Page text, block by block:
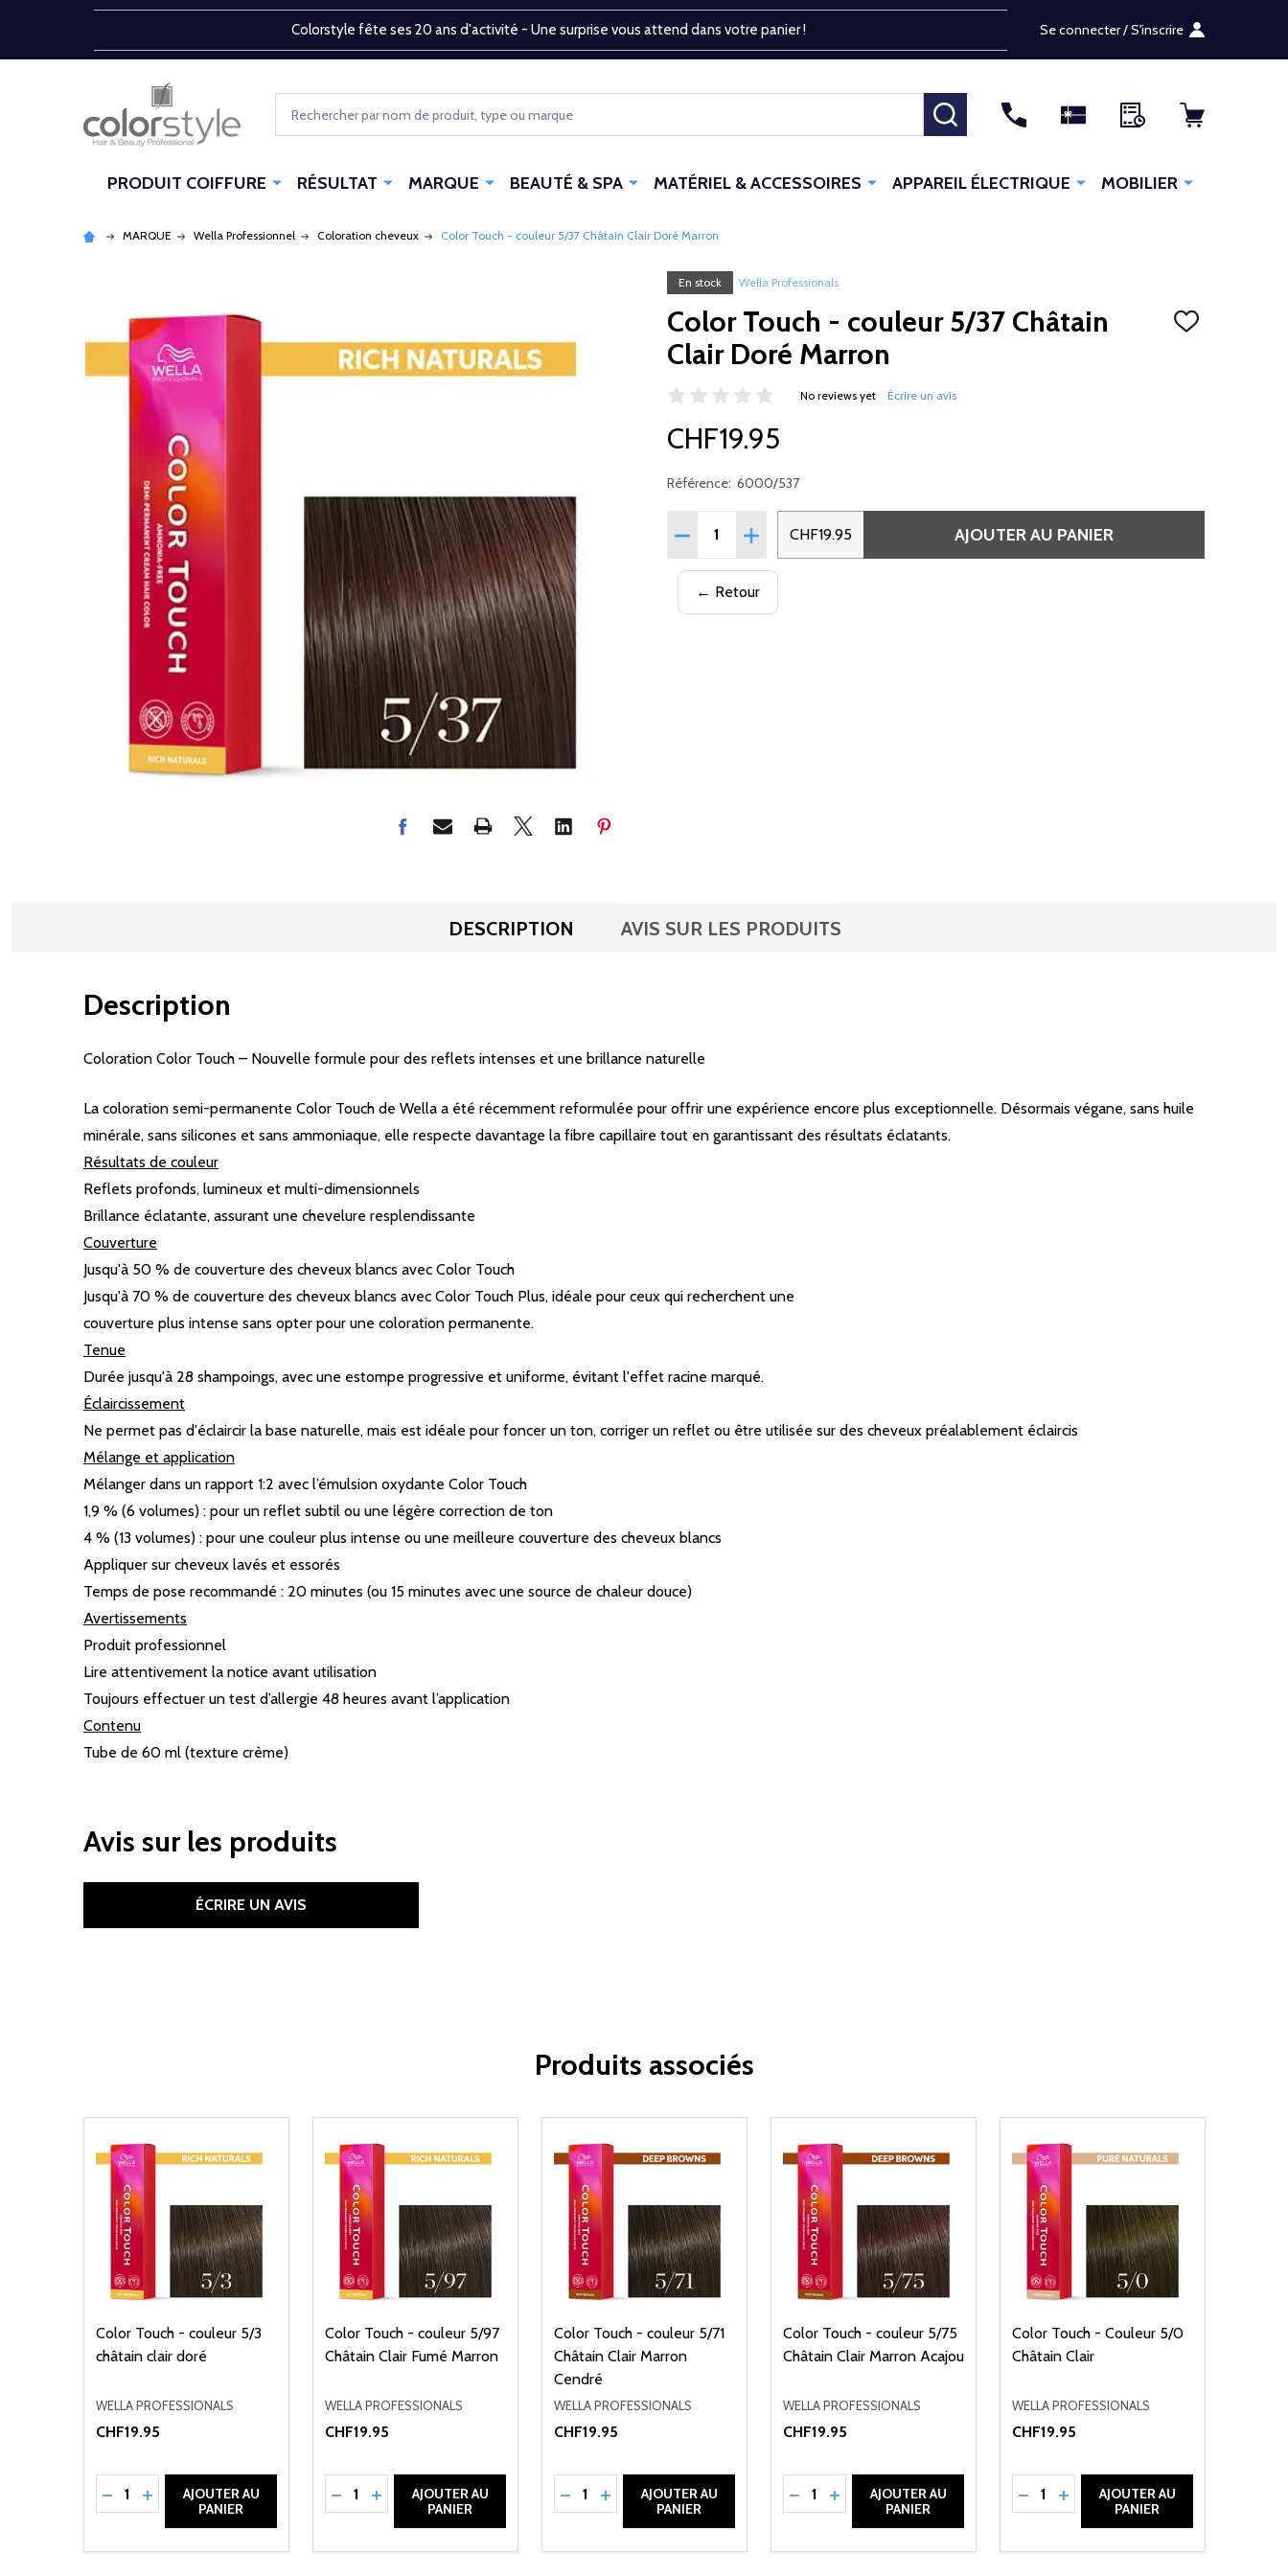
Colorstyle fête ses 20 ans d'activité - Une surprise vous attend dans votre panier ! Se connecter / S'inscrire
RECHERCHER
PRODUIT COIFFURE RÉSULTAT MARQUE BEAUTÉ & SPA MATÉRIEL & ACCESSOIRES APPAREIL ÉLECTRIQUE MOBILIER
MARQUE Wella Professionnel Coloration cheveux Color Touch - couleur 5/37 Châtain Clair Doré Marron
En stock Wella Professionals
Color Touch - couleur 5/37 Châtain
Clair Doré Marron
AJOUTER
No reviews yet Écrire un avis
CHF19.95
Référence: 6000/537
Quantité:
RÉDUIRE LA QUANTITÉ DE COLOR TOUCH - COULEUR 5/37 CHÂTAIN CLAIR DORÉ
AUGMENTER LA QUANTITÉ DE COLOR TOUCH - COULEUR 5/37 CHÂTAIN
CHF19.95 AJOUTER AU PANIER
← Retour
DESCRIPTION AVIS SUR LES PRODUITS
Description
Coloration Color Touch – Nouvelle formule pour des reflets intenses et une brillance naturelle
La coloration semi-permanente Color Touch de Wella a été récemment reformulée pour offrir une expérience encore plus exceptionnelle. Désormais végane, sans huile
minérale, sans silicones et sans ammoniaque, elle respecte davantage la fibre capillaire tout en garantissant des résultats éclatants. ​
Résultats de couleur
Reflets profonds, lumineux et multi-dimensionnels​
Brillance éclatante, assurant une chevelure resplendissante​
Couverture
Jusqu'à 50 % de couverture des cheveux blancs avec Color Touch​
Jusqu'à 70 % de couverture des cheveux blancs avec Color Touch Plus, idéale pour ceux qui recherchent une
couverture plus intense sans opter pour une coloration permanente. ​
Tenue
Durée jusqu'à 28 shampoings, avec une estompe progressive et uniforme, évitant l'effet racine marqué. ​
Éclaircissement
Ne permet pas d'éclaircir la base naturelle, mais est idéale pour foncer un ton, corriger un reflet ou être utilisée sur des cheveux préalablement éclaircis​
Mélange et application
Mélanger dans un rapport 1:2 avec l’émulsion oxydante Color Touch​
1,9 % (6 volumes) : pour un reflet subtil ou une légère correction de ton​
4 % (13 volumes) : pour une couleur plus intense ou une meilleure couverture des cheveux blancs​
Appliquer sur cheveux lavés et essorés​
Temps de pose recommandé : 20 minutes (ou 15 minutes avec une source de chaleur douce)​
Avertissements
Produit professionnel​
Lire attentivement la notice avant utilisation​
Toujours effectuer un test d’allergie 48 heures avant l’application​
Contenu
Tube de 60 ml (texture crème)​
Avis sur les produits
ÉCRIRE UN AVIS
Produits associés
Color Touch - couleur 5/3
châtain clair doré
WELLA PROFESSIONALS
CHF19.95
Quantité:
RÉDUIRE LA QUANTITÉ DE UNDEFINED
AUGMENTER LA QUANTITÉ DE UNDEFINED
AJOUTER AU
PANIER
Color Touch - couleur 5/97
Châtain Clair Fumé Marron
WELLA PROFESSIONALS
CHF19.95
Quantité:
RÉDUIRE LA QUANTITÉ DE UNDEFINED
AUGMENTER LA QUANTITÉ DE UNDEFINED
AJOUTER AU
PANIER
Color Touch - couleur 5/71
Châtain Clair Marron
Cendré
WELLA PROFESSIONALS
CHF19.95
Quantité:
RÉDUIRE LA QUANTITÉ DE UNDEFINED
AUGMENTER LA QUANTITÉ DE UNDEFINED
AJOUTER AU
PANIER
Color Touch - couleur 5/75
Châtain Clair Marron Acajou
WELLA PROFESSIONALS
CHF19.95
Quantité:
RÉDUIRE LA QUANTITÉ DE UNDEFINED
AUGMENTER LA QUANTITÉ DE UNDEFINED
AJOUTER AU
PANIER
Color Touch - Couleur 5/0
Châtain Clair
WELLA PROFESSIONALS
CHF19.95
Quantité:
RÉDUIRE LA QUANTITÉ DE
AUGMENTER LA QUANTITÉ DE
AJOUTER AU
PANIER